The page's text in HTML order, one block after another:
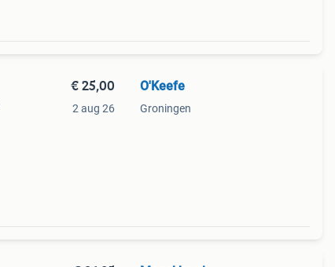
€ 25,00
2 aug 26
O'Keefe
Groningen